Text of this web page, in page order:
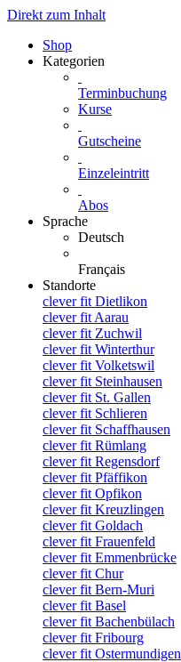
Direkt zum Inhalt
Shop
Kategorien
Terminbuchung
Kurse
Gutscheine
Einzeleintritt
Abos
Sprache
Deutsch
Français
Standorte
clever fit Dietlikon
clever fit Aarau
clever fit Zuchwil
clever fit Winterthur
clever fit Volketswil
clever fit Steinhausen
clever fit St. Gallen
clever fit Schlieren
clever fit Schaffhausen
clever fit Rümlang
clever fit Regensdorf
clever fit Pfäffikon
clever fit Opfikon
clever fit Kreuzlingen
clever fit Goldach
clever fit Frauenfeld
clever fit Emmenbrücke
clever fit Chur
clever fit Bern-Muri
clever fit Basel
clever fit Bachenbülach
clever fit Fribourg
clever fit Ostermundigen